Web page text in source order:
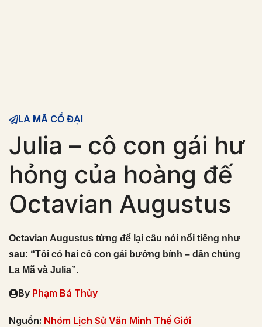
LA MÃ CỔ ĐẠI
Julia – cô con gái hư
hỏng của hoàng đế
Octavian Augustus
Octavian Augustus từng để lại câu nói nổi tiếng như
sau: “Tôi có hai cô con gái bướng bỉnh – dân chúng
La Mã và Julia”.
By Phạm Bá Thủy
Nguồn: Nhóm Lịch Sử Văn Minh Thế Giới